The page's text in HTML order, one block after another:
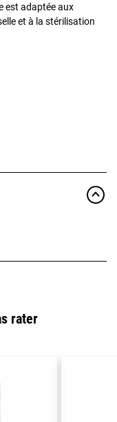
est adaptée aux
et à la stérilisation
rater